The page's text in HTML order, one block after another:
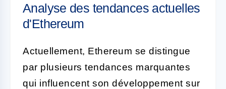
Analyse des tendances actuelles
d'Ethereum
Actuellement, Ethereum se distingue
par plusieurs tendances marquantes
qui influencent son développement sur